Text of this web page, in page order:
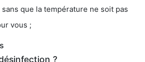
sans que la température ne soit pas
vous ;
?